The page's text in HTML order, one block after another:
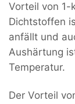
Vorteil von 1-
Dichtstoffen
anfällt und
Aushärtung
Temperatur.
Der Vorteil